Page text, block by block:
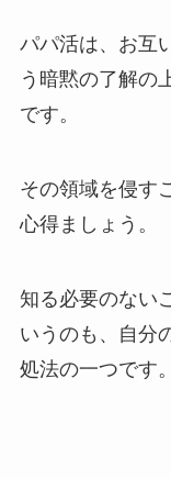
パパ活は、お互
う暗黙の了解の
です。
その領域を侵す
心得ましょう。
知る必要のない
いうのも、自分
処法の一つです。